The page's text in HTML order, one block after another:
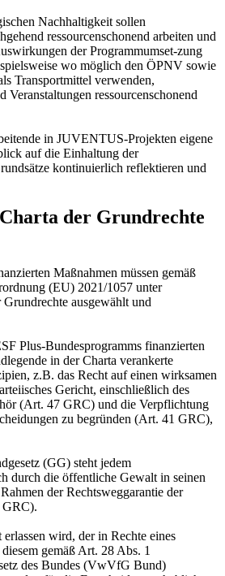
Nachhaltigkeit sollen
ressourcenschonend arbeiten und
der Programmumset-zung
wo möglich den ÖPNV sowie
Transportmittel verwenden,
Veranstaltungen ressourcenschonend
in JUVENTUS-Projekten eigene
auf die Einhaltung der
kontinuierlich reflektieren und
der Grundrechte
Maßnahmen müssen gemäß
(EU) 2021/1057 unter
ausgewählt und
Plus-Bundesprogramms finanzierten
in der Charta verankerte
z.B. das Recht auf einen wirksamen
Gericht, einschließlich des
(Art. 47 GRC) und die Verpflichtung
zu begründen (Art. 41 GRC),
(GG) steht jedem
durch die öffentliche Gewalt in seinen
der Rechtsweggarantie der
GRC).
wird, der in Rechte eines
gemäß Art. 28 Abs. 1
des Bundes (VwVfG Bund)